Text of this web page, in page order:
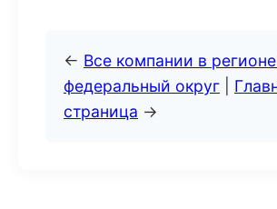
← Все компании в
федеральный округ
страница →